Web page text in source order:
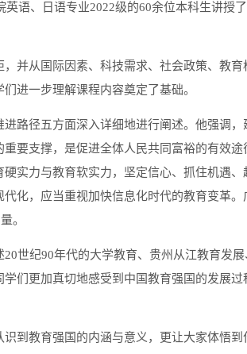
语、日语专业2022级的60余位本科生讲授
并从国际因素、科技需求、社会政策、教育
进一步理解课程内容奠定了基础。
路径五方面深入详细地进行阐述。他强调，
要支撑，是促进全体人民共同富裕的有效途
实力与教育软实力，坚定信心、抓住机遇、
化，应当重视加快信息化时代的教育变革。
。
世纪90年代的大学教育、贵州从江教育发
们更加真切地感受到中国教育强国的发展过
到教育强国的内涵与意义，更让大家体悟到